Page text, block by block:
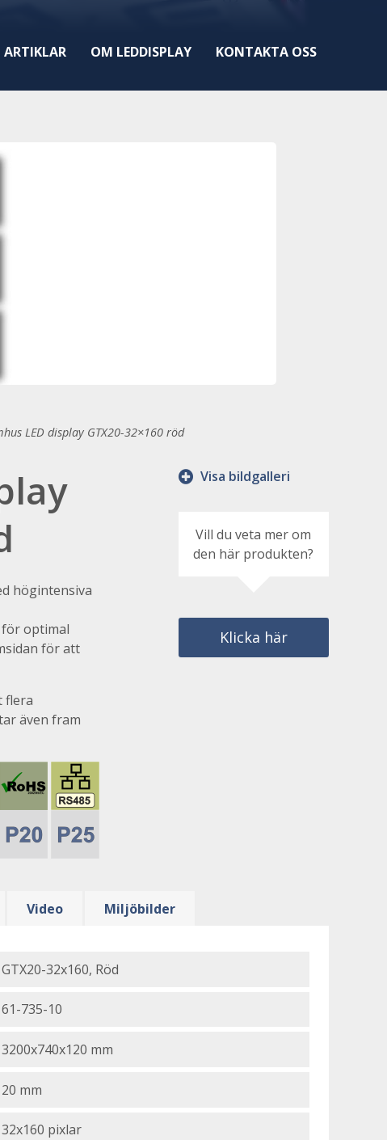
ARTIKLAR OM LEDDISPLAY KONTAKTA OSS
LED display GTX20-32×160 röd
högintensiva
för optimal
för att
flera
även fram
Visa bildgalleri
Vill du veta mer om
den här produkten?
Klicka här
Video Miljöbilder
GTX20-32x160, Röd
61-735-10
3200x740x120 mm
20 mm
32x160 pixlar